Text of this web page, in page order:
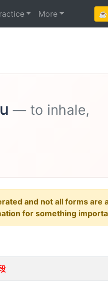
More ☕
— to inhale,
and not all forms
for something